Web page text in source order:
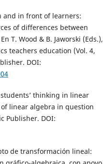
and in front of learners:
of differences between
T. Wood & B. Jaworski (Eds.),
teachers education (Vol. 4,
DOI:
thinking in linear
of linear algebra in question
Publisher. DOI:
de transformación lineal: